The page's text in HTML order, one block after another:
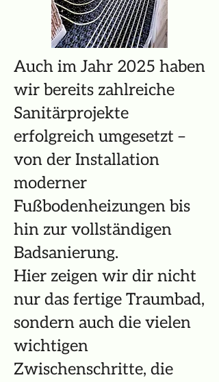
Auch im Jahr 2025 haben
wir bereits zahlreiche
Sanitärprojekte
erfolgreich umgesetzt –
von der Installation
moderner
Fußbodenheizungen bis
hin zur vollständigen
Badsanierung.
Hier zeigen wir dir nicht
nur das fertige Traumbad,
sondern auch die vielen
wichtigen
Zwischenschritte, die